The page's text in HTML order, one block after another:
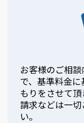
お客様のご相
で、基準料金
もりをさせて
請求などは一
い。